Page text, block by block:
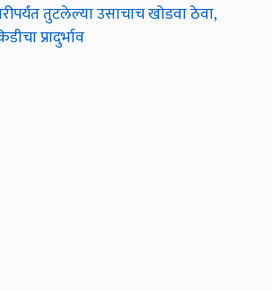
तुटलेल्या उसाचाच खोडवा ठेवा,
प्रादुर्भाव